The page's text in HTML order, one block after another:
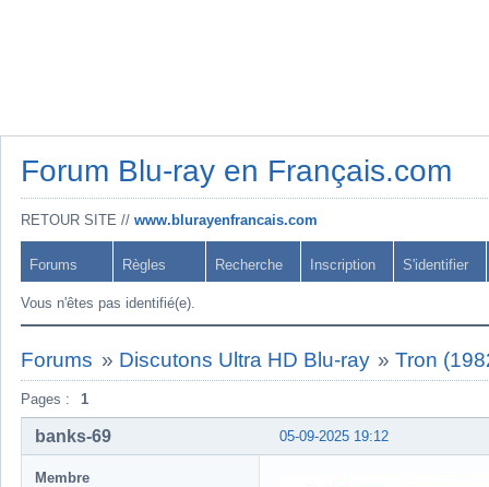
Forum Blu-ray en Français.com
RETOUR SITE // www.blurayenfrancais.com
Forums Règles Recherche Inscription S'identifier
Vous n'êtes pas identifié(e).
Forums » Discutons Ultra HD Blu-ray »Tron
Pages : 1
05-09-2025 19:12
banks-69
Membre